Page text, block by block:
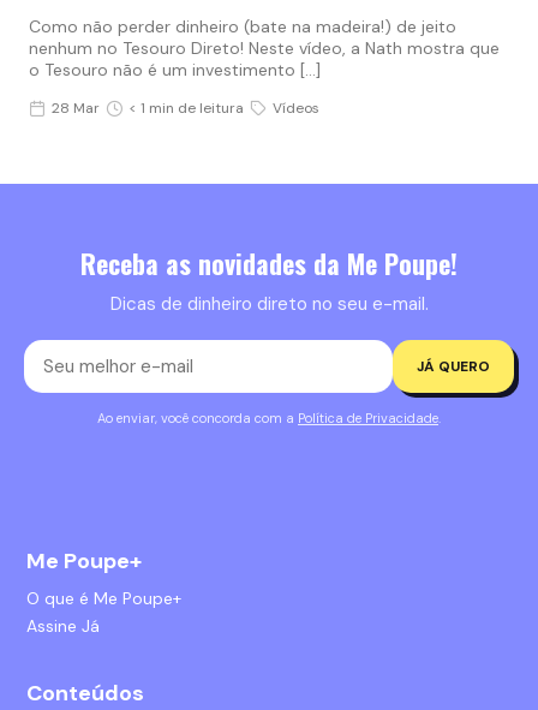
Como não perder dinheiro (bate na madeira!) de jeito
nenhum no Tesouro Direto! Neste vídeo, a Nath mostra que
o Tesouro não é um investimento […]
28 Mar < 1 min de leitura Vídeos
Receba as novidades da Me Poupe!
Dicas de dinheiro direto no seu e-mail.
JÁ QUERO
Ao enviar, você concorda com a Política de Privacidade.
Me Poupe+
O que é Me Poupe+
Assine Já
Conteúdos